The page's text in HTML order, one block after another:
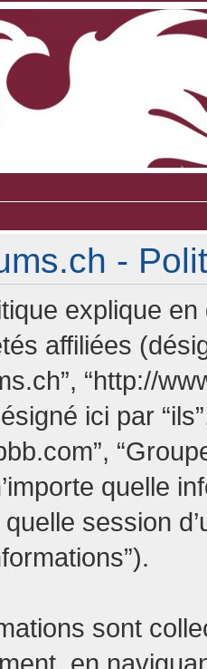
-
explique
affiliées
“http://
ici par
quelle
quelle session
sont